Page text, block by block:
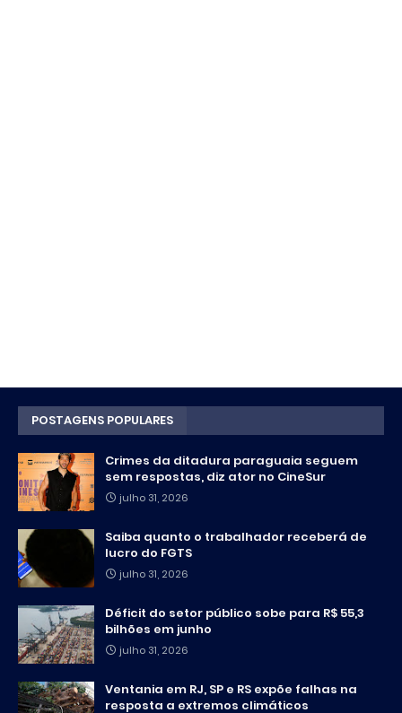
POSTAGENS POPULARES
Crimes da ditadura paraguaia seguem
sem respostas, diz ator no CineSur
julho 31, 2026
Saiba quanto o trabalhador receberá de
lucro do FGTS
julho 31, 2026
Déficit do setor público sobe para R$ 55,3
bilhões em junho
julho 31, 2026
Ventania em RJ, SP e RS expõe falhas na
resposta a extremos climáticos